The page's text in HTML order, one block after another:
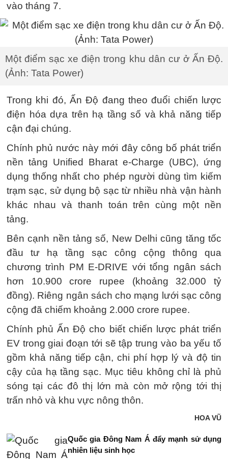
vào tháng 7.
Một điểm sạc xe điện trong khu dân cư ở Ấn Độ.
(Ảnh: Tata Power)
Trong khi đó, Ấn Độ đang theo đuổi chiến lược
điện hóa dựa trên hạ tầng số và khả năng tiếp
cận đại chúng.
Chính phủ nước này mới đây công bố phát triển
nền tảng Unified Bharat e-Charge (UBC), ứng
dụng thống nhất cho phép người dùng tìm kiếm
trạm sạc, sử dụng bộ sạc từ nhiều nhà vận hành
khác nhau và thanh toán trên cùng một nền
tảng.
Bên cạnh nền tảng số, New Delhi cũng tăng tốc
đầu tư hạ tầng sạc công cộng thông qua
chương trình PM E-DRIVE với tổng ngân sách
hơn 10.900 crore rupee (khoảng 32.000 tỷ
đồng). Riêng ngân sách cho mạng lưới sạc công
cộng đã chiếm khoảng 2.000 crore rupee.
Chính phủ Ấn Độ cho biết chiến lược phát triển
EV trong giai đoạn tới sẽ tập trung vào ba yếu tố
gồm khả năng tiếp cận, chi phí hợp lý và độ tin
cậy của hạ tầng sạc. Mục tiêu không chỉ là phủ
sóng tại các đô thị lớn mà còn mở rộng tới thị
trấn nhỏ và khu vực nông thôn.
HOA VŨ
Quốc gia Đông Nam Á đẩy mạnh sử dụng
nhiên liệu sinh học